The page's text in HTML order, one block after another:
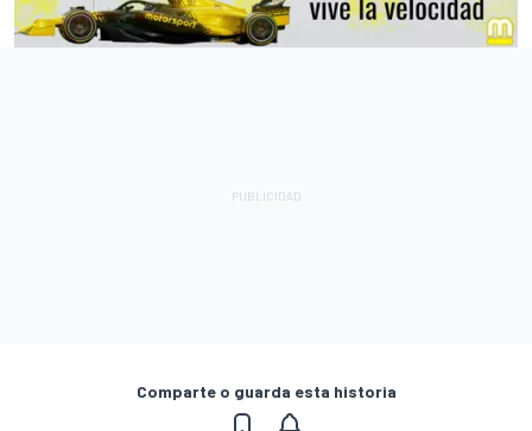
Comparte o guarda esta historia